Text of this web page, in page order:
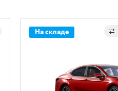
На складе